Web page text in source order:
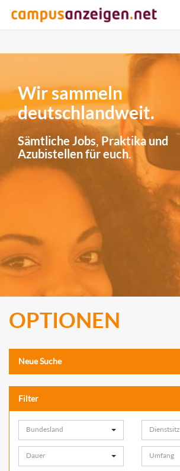
Wir sammeln
deutschlandweit.
Sämtliche Jobs, Praktika und
Azubistellen für euch.
OPTIONEN
Neue Suche
Filter
Bundesland Dienstsitz
Dauer Umfang